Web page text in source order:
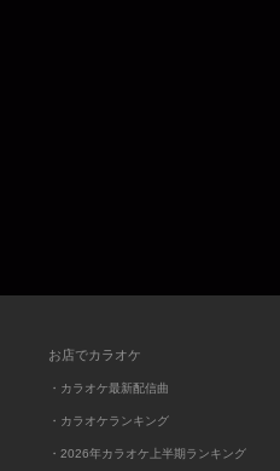
お店でカラオケ
・カラオケ最新配信曲
・カラオケランキング
・2026年カラオケ上半期ランキング